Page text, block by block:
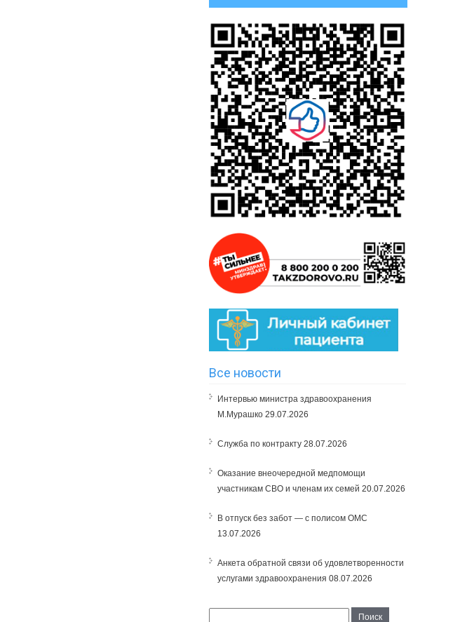
Все новости
Интервью министра здравоохранения
М.Мурашко 29.07.2026
Служба по контракту 28.07.2026
Оказание внеочередной медпомощи
участникам СВО и членам их семей 20.07.2026
В отпуск без забот — с полисом ОМС
13.07.2026
Анкета обратной связи об удовлетворенности
услугами здравоохранения 08.07.2026